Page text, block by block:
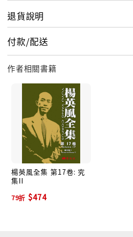
論述。這些文章依年代編排，大致
同階段所關注的重要議題。
此外，也可在收錄文章中看出楊
之外，還非常關心與藝術相關的話
動景觀藝術，希望用藝術改善生活
更美好而努力。「計畫書」則包括
案、規畫構想和建議書等，並扣除
規畫重複的文章，共計十八篇。
楊英風一直對創辦藝術相關的學校
「呦呦藝院構想草案」、「輔仁大
系規劃草案」、「中國雕塑景觀學
知，而後來更是致力於美國加州萬
術學院的規畫，只可惜這些規畫都
退貨說明
付款/配送
作者相關書籍
楊英風全集 第17卷: 究
集II
79折 $474